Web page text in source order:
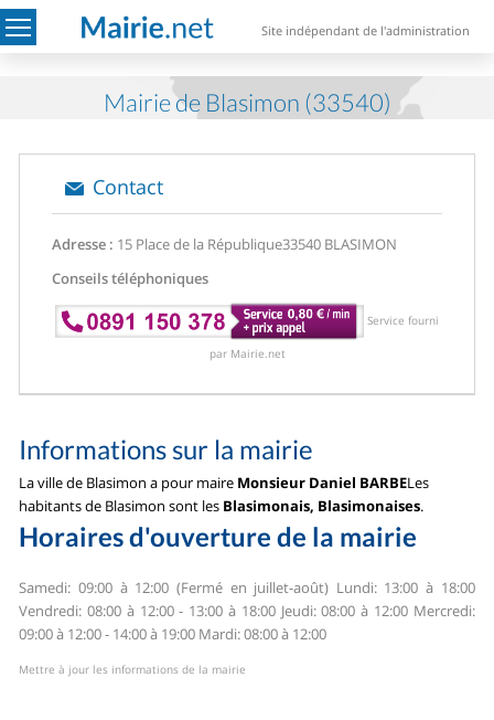
Site indépendant de l'administration
Mairie de Blasimon (33540)
Contact
Adresse : 15 Place de la République33540 BLASIMON
Conseils téléphoniques
Service fourni
par Mairie.net
Informations sur la mairie
La ville de Blasimon a pour maire Monsieur Daniel BARBELes
habitants de Blasimon sont les Blasimonais, Blasimonaises.
Horaires d'ouverture de la mairie
Samedi: 09:00 à 12:00 (Fermé en juillet-août) Lundi: 13:00 à 18:00
Vendredi: 08:00 à 12:00 - 13:00 à 18:00Jeudi: 08:00 à 12:00 Mercredi:
09:00 à 12:00 - 14:00 à 19:00 Mardi: 08:00 à 12:00
Mettre à jour les informations de la mairie